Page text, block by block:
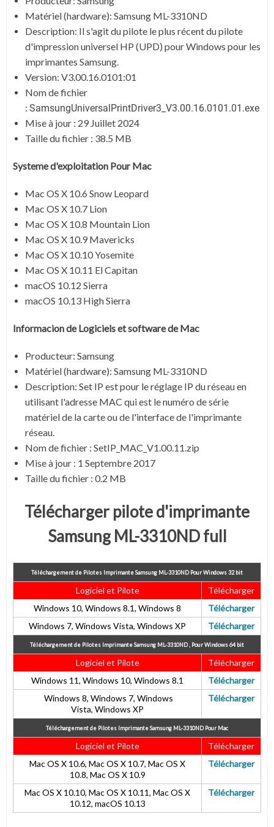
Matériel (hardware): Samsung ML-3310ND
Description: Il s'agit du pilote le plus récent du pilote
d'impression universel HP (UPD) pour Windows pour les
imprimantes Samsung.
Version: V3.00.16.0101:01
Nom de fichier
: SamsungUniversalPrintDriver3_V3.00.16.0101.01.exe
Mise à jour : 29 Juillet 2024
Taille du fichier : 38.5 MB
Systeme d'exploitation Pour Mac
Mac OS X 10.6 Snow Leopard
Mac OS X 10.7 Lion
Mac OS X 10.8 Mountain Lion
Mac OS X 10.9 Mavericks
Mac OS X 10.10 Yosemite
Mac OS X 10.11 El Capitan
macOS 10.12 Sierra
macOS 10.13 High Sierra
Informacion de Logiciels et software de Mac
Producteur: Samsung
Matériel (hardware): Samsung ML-3310ND
Description: Set IP est pour le réglage IP du réseau en
utilisant l'adresse MAC qui est le numéro de série
matériel de la carte ou de l'interface de l'imprimante
réseau.
Nom de fichier : SetIP_MAC_V1.00.11.zip
Mise à jour : 1 Septembre 2017
Taille du fichier : 0.2 MB
Télécharger pilote d'imprimante
Samsung ML-3310ND full
Téléchargement de Pilotes Imprimante Samsung ML-3310ND Pour Windows 32 bit
Logiciel et Pilote
Télécharger
Windows 10, Windows 8.1, Windows 8
Télécharger
Windows 7, Windows Vista, Windows XP Télécharger
Téléchargement de Pilotes Imprimante Samsung ML-3310ND , Pour Windows 64 bit
Logiciel et Pilote
Télécharger
Windows 11, Windows 10, Windows 8.1
Télécharger
Windows 8, Windows 7, Windows
Vista, Windows XP
Télécharger
Téléchargement de Pilotes Imprimante Samsung ML-3310ND Pour Mac
Logiciel et Pilote
Télécharger
Mac OS X 10.6, Mac OS X 10.7, Mac OS X
10.8, Mac OS X 10.9
Télécharger
Mac OS X 10.10, Mac OS X 10.11, Mac OS X
10.12, macOS 10.13
Télécharger